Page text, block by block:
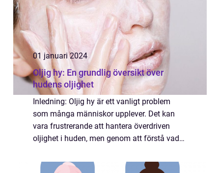
01 januari 2024
Oljig hy: En grundlig översikt över
hudens oljighet
Inledning: Oljig hy är ett vanligt problem
som många människor upplever. Det kan
vara frustrerande att hantera överdriven
oljighet i huden, men genom att förstå vad
sig åt, kan vi ta itu med problemet på...